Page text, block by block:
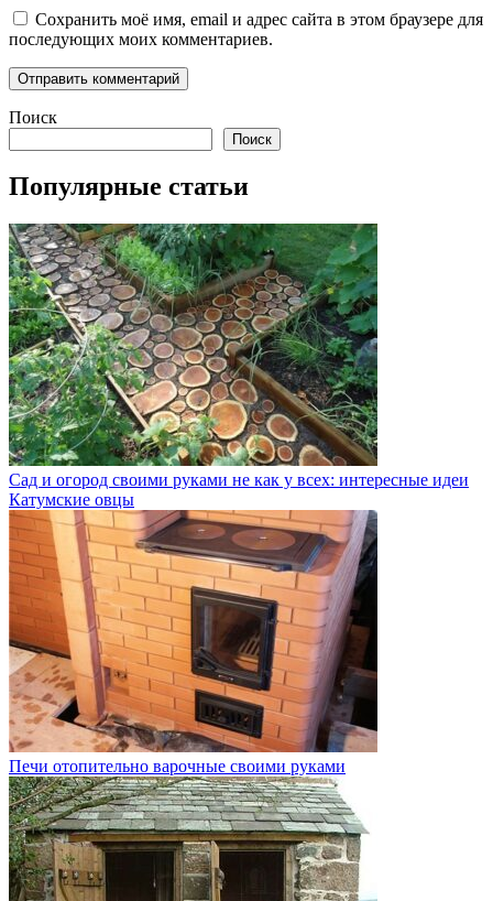
Сохранить моё имя, email и адрес сайта в этом браузере для
последующих моих комментариев.
Поиск
Поиск
Популярные статьи
Сад и огород своими руками не как у всех: интересные идеи
Катумские овцы
Печи отопительно варочные своими руками